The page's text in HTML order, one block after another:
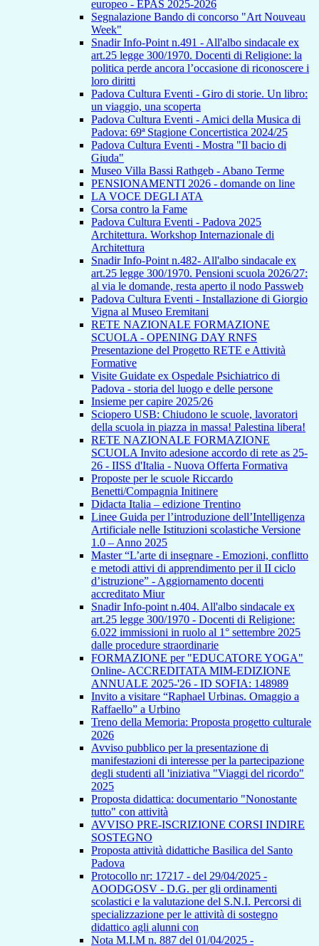
europeo - EPAS 2025-2026
Segnalazione Bando di concorso "Art Nouveau
Week"
Snadir Info-Point n.491 - All'albo sindacale ex
art.25 legge 300/1970. Docenti di Religione: la
politica perde ancora l’occasione di riconoscere i
loro diritti
Padova Cultura Eventi - Giro di storie. Un libro:
un viaggio, una scoperta
Padova Cultura Eventi - Amici della Musica di
Padova: 69ª Stagione Concertistica 2024/25
Padova Cultura Eventi - Mostra "Il bacio di
Giuda"
Museo Villa Bassi Rathgeb - Abano Terme
PENSIONAMENTI 2026 - domande on line
LA VOCE DEGLI ATA
Corsa contro la Fame
Padova Cultura Eventi - Padova 2025
Architettura. Workshop Internazionale di
Architettura
Snadir Info-Point n.482- All'albo sindacale ex
art.25 legge 300/1970. Pensioni scuola 2026/27:
al via le domande, resta aperto il nodo Passweb
Padova Cultura Eventi - Installazione di Giorgio
Vigna al Museo Eremitani
RETE NAZIONALE FORMAZIONE
SCUOLA - OPENING DAY RNFS
Presentazione del Progetto RETE e Attività
Formative
Visite Guidate ex Ospedale Psichiatrico di
Padova - storia del luogo e delle persone
Insieme per capire 2025/26
Sciopero USB: Chiudono le scuole, lavoratori
della scuola in piazza in massa! Palestina libera!
RETE NAZIONALE FORMAZIONE
SCUOLA Invito adesione accordo di rete as 25-
26 - IISS d'Italia - Nuova Offerta Formativa
Proposte per le scuole Riccardo
Benetti/Compagnia Initinere
Didacta Italia – edizione Trentino
Linee Guida per l’introduzione dell’Intelligenza
Artificiale nelle Istituzioni scolastiche Versione
1.0 – Anno 2025
Master “L’arte di insegnare - Emozioni, conflitto
e metodi attivi di apprendimento per il II ciclo
d’istruzione” - Aggiornamento docenti
accreditato Miur
Snadir Info-point n.404. All'albo sindacale ex
art.25 legge 300/1970 - Docenti di Religione:
6.022 immissioni in ruolo al 1° settembre 2025
dalle procedure straordinarie
FORMAZIONE per "EDUCATORE YOGA"
Online- ACCREDITATA MIM-EDIZIONE
ANNUALE 2025-'26 - ID SOFIA: 148989
Invito a visitare “Raphael Urbinas. Omaggio a
Raffaello” a Urbino
Treno della Memoria: Proposta progetto culturale
2026
Avviso pubblico per la presentazione di
manifestazioni di interesse per la partecipazione
degli studenti all 'iniziativa "Viaggi del ricordo"
2025
Proposta didattica: documentario "Nonostante
tutto" con attività
AVVISO PRE-ISCRIZIONE CORSI INDIRE
SOSTEGNO
Proposta attività didattiche Basilica del Santo
Padova
Protocollo nr: 17217 - del 29/04/2025 -
AOODGOSV - D.G. per gli ordinamenti
scolastici e la valutazione del S.N.I. Percorsi di
specializzazione per le attività di sostegno
didattico agli alunni con
Nota M.I.M n. 887 del 01/04/2025 -